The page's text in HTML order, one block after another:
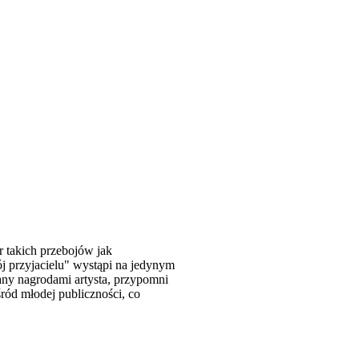
takich przebojów jak
przyjacielu" wystąpi na jedynym
nagrodami artysta, przypomni
młodej publiczności, co